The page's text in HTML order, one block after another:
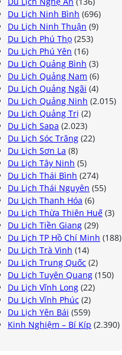
Du Lịch Ninh Bình (696)
Du Lịch Ninh Thuận (9)
Du Lịch Phú Thọ (253)
Du Lịch Phú Yên (16)
Du Lịch Quảng Bình (3)
Du Lịch Quảng Nam (6)
Du Lịch Quảng Ngãi (4)
Du Lịch Quảng Ninh (2.015)
Du Lịch Quảng Trị (2)
Du Lịch Sapa (2.023)
Du Lịch Sóc Trăng (22)
Du Lịch Sơn La (8)
Du Lịch Tây Ninh (5)
Du Lịch Thái Bình (274)
Du Lịch Thái Nguyên (55)
Du Lịch Thanh Hóa (6)
Du Lịch Thừa Thiên Huế (3)
Du Lịch Tiền Giang (29)
Du Lịch TP Hồ Chí Minh (188)
Du Lịch Trà Vinh (14)
Du Lịch Trung Quốc (2)
Du Lịch Tuyên Quang (150)
Du Lịch Vĩnh Long (22)
Du Lịch Vĩnh Phúc (2)
Du Lịch Yên Bái (559)
Kinh Nghiệm – Bí Kíp (2.390)